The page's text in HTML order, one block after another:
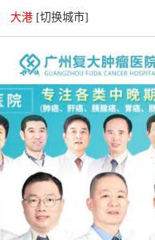
大港 [切换城市]